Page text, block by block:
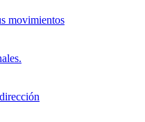
movimientos